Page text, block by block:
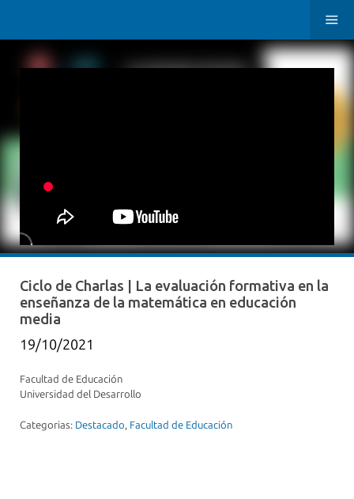
Ciclo de Charlas | La evaluación formativa en la
enseñanza de la matemática en educación
media
19/10/2021
Facultad de Educación
Universidad del Desarrollo
Categorias: Destacado, Facultad de Educación